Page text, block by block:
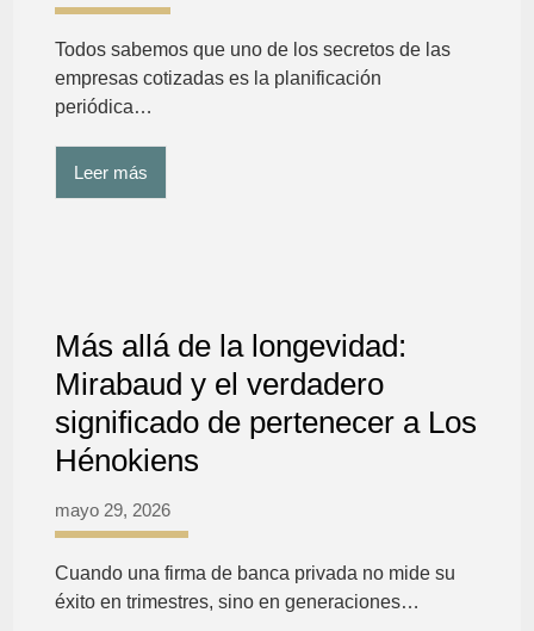
Todos sabemos que uno de los secretos de las
empresas cotizadas es la planificación
periódica…
Leer más
Más allá de la longevidad:
Mirabaud y el verdadero
significado de pertenecer a Los
Hénokiens
mayo 29, 2026
Cuando una firma de banca privada no mide su
éxito en trimestres, sino en generaciones…